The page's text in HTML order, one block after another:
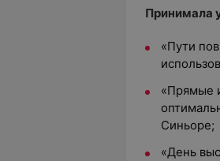
Принимала
«Пути
«Прямые
Синьоре;
«День